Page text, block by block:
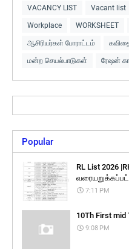
VACANCY LIST Vacant list
Workplace WORKSHEET
ஆசிரியர்கள் போராட்டம்
மன்ற செயல்பாடுகள் ரேஷன்
Popular
RL List 2026
வரையறுக்கப்பட்ட
7:11 PM
10Th First mid
9:08 PM